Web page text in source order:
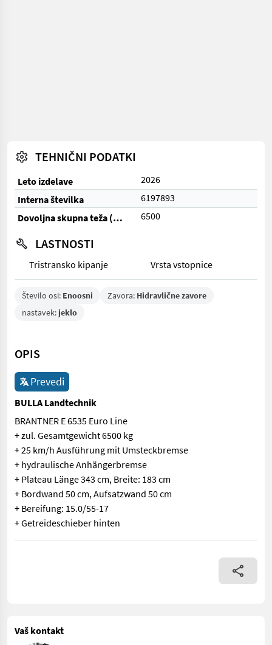
TEHNIČNI PODATKI
Leto izdelave
2026
Interna številka
6197893
Dovoljna skupna teža (kg)
6500
LASTNOSTI
Tristransko kipanje Vrsta vstopnice
Število osi: Enoosni Zavora: Hidravlične zavore
nastavek: jeklo
OPIS
Prevedi
BULLA Landtechnik
BRANTNER E 6535 Euro Line
+ zul. Gesamtgewicht 6500 kg
+ 25 km/h Ausführung mit Umsteckbremse
+ hydraulische Anhängerbremse
+ Plateau Länge 343 cm, Breite: 183 cm
+ Bordwand 50 cm, Aufsatzwand 50 cm
+ Bereifung: 15.0/55-17
+ Getreideschieber hinten
BRANTNER E 6535 Euro Line + zul. Gesamtgewicht 6500 kg +
Vaš kontakt